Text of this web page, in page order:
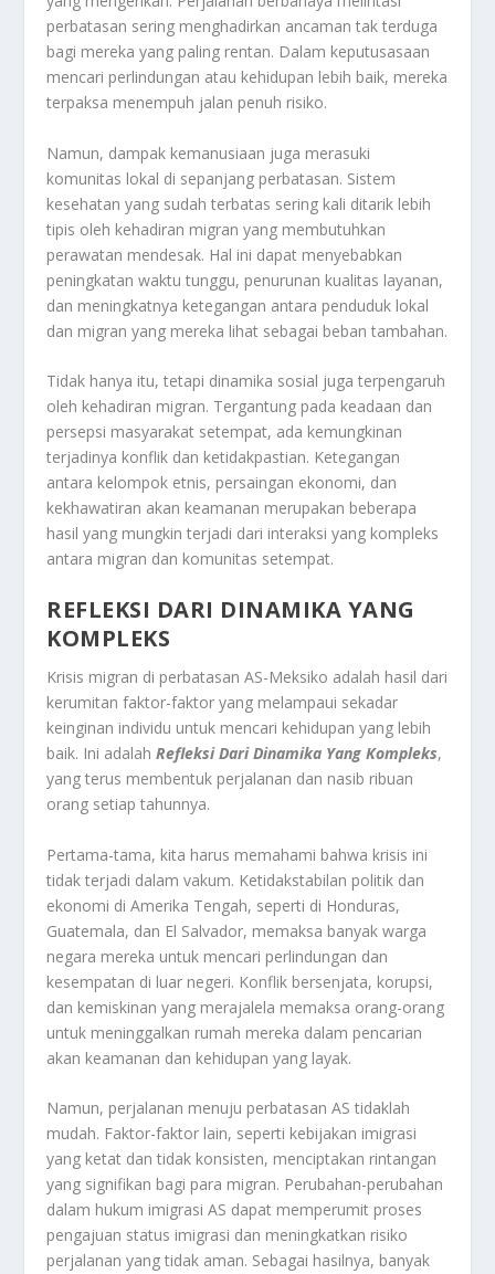
perbatasan sering menghadirkan ancaman tak terduga
bagi mereka yang paling rentan. Dalam keputusasaan
mencari perlindungan atau kehidupan lebih baik, mereka
terpaksa menempuh jalan penuh risiko.
Namun, dampak kemanusiaan juga merasuki
komunitas lokal di sepanjang perbatasan. Sistem
kesehatan yang sudah terbatas sering kali ditarik lebih
tipis oleh kehadiran migran yang membutuhkan
perawatan mendesak. Hal ini dapat menyebabkan
peningkatan waktu tunggu, penurunan kualitas layanan,
dan meningkatnya ketegangan antara penduduk lokal
dan migran yang mereka lihat sebagai beban tambahan.
Tidak hanya itu, tetapi dinamika sosial juga terpengaruh
oleh kehadiran migran. Tergantung pada keadaan dan
persepsi masyarakat setempat, ada kemungkinan
terjadinya konflik dan ketidakpastian. Ketegangan
antara kelompok etnis, persaingan ekonomi, dan
kekhawatiran akan keamanan merupakan beberapa
hasil yang mungkin terjadi dari interaksi yang kompleks
antara migran dan komunitas setempat.
REFLEKSI DARI DINAMIKA YANG
KOMPLEKS
Krisis migran di perbatasan AS-Meksiko adalah hasil dari
kerumitan faktor-faktor yang melampaui sekadar
keinginan individu untuk mencari kehidupan yang lebih
baik. Ini adalahRefleksi Dari Dinamika Yang Kompleks,
yang terus membentuk perjalanan dan nasib ribuan
orang setiap tahunnya.
Pertama-tama, kita harus memahami bahwa krisis ini
tidak terjadi dalam vakum. Ketidakstabilan politik dan
ekonomi di Amerika Tengah, seperti di Honduras,
Guatemala, dan El Salvador, memaksa banyak warga
negara mereka untuk mencari perlindungan dan
kesempatan di luar negeri. Konflik bersenjata, korupsi,
dan kemiskinan yang merajalela memaksa orang-orang
untuk meninggalkan rumah mereka dalam pencarian
akan keamanan dan kehidupan yang layak.
Namun, perjalanan menuju perbatasan AS tidaklah
mudah. Faktor-faktor lain, seperti kebijakan imigrasi
yang ketat dan tidak konsisten, menciptakan rintangan
yang signifikan bagi para migran. Perubahan-perubahan
dalam hukum imigrasi AS dapat memperumit proses
pengajuan status imigrasi dan meningkatkan risiko
perjalanan yang tidak aman. Sebagai hasilnya, banyak